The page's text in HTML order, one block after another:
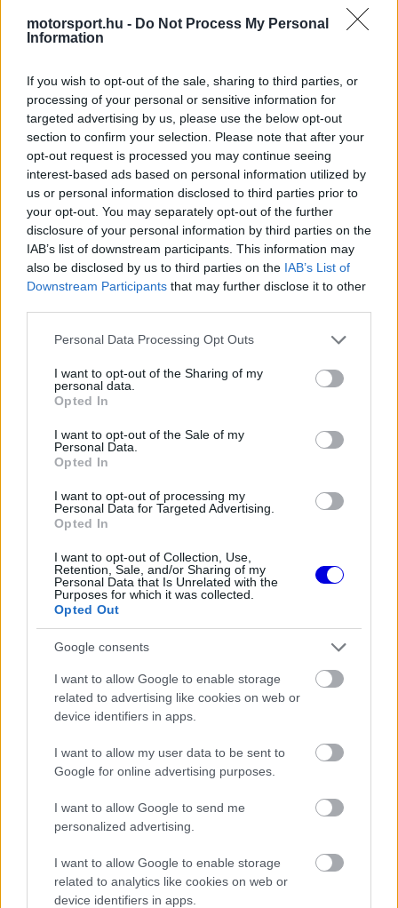
motorsport.hu - Do Not Process My Personal
Information
If you wish to opt-out of the sale, sharing to third parties, or
processing of your personal or sensitive information for
targeted advertising by us, please use the below opt-out
section to confirm your selection. Please note that after your
opt-out request is processed you may continue seeing
interest-based ads based on personal information utilized by
us or personal information disclosed to third parties prior to
your opt-out. You may separately opt-out of the further
disclosure of your personal information by third parties on the
IAB’s list of downstream participants. This information may
also be disclosed by us to third parties on the IAB’s List of
Downstream Participants that may further disclose it to other
Please note that this website/app uses one or more Google
not limited to your visit or usage behaviour. You may click to
grant or deny consent to Google and its third-party tags to
use your data for below specified purposes in below Google
consent section.
Personal Data Processing Opt Outs
I want to opt-out of the Sharing of my
personal data.
Opted In
I want to opt-out of the Sale of my
Personal Data.
Opted In
I want to opt-out of processing my
Personal Data for Targeted Advertising.
Opted In
I want to opt-out of Collection, Use,
Retention, Sale, and/or Sharing of my
Personal Data that Is Unrelated with the
Purposes for which it was collected.
Opted Out
Google consents
I want to allow Google to enable storage
related to advertising like cookies on web or
device identifiers in apps.
I want to allow my user data to be sent to
Google for online advertising purposes.
I want to allow Google to send me
personalized advertising.
I want to allow Google to enable storage
related to analytics like cookies on web or
device identifiers in apps.
Austinben ugyan nem tették közzé a teljes,
napokra lebontott adatokat, de a belső becslések
szerint körülbelül 125 000 szurkoló volt jelen, ami
szintén némileg meghaladta a tavalyi számokat.
ugyanis a szokásosnál jóval több néző váltott
jegyet.
Európa klasszikus helyszínei újra
A szezon európai szakaszában folytatódott a
meredek növekedés. Jerezben 224 420 fő váltott
jegyet, ami több mint 43 000-rel több a 2024-es